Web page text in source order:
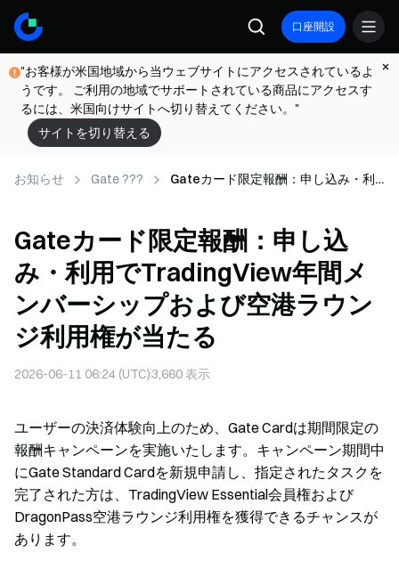
口座開設
"お客様が米国地域から当ウェブサイトにアクセスされているよ
うです。 ご利用の地域でサポートされている商品にアクセスす
るには、米国向けサイトへ切り替えてください。"
サイトを切り替える
お知らせ Gate ???
Gateカード限定報酬：申し込み・利
Gateカード限定報酬：申し込
み・利用でTradingView年間メ
ンバーシップおよび空港ラウン
ジ利用権が当たる
2026-06-11 06:24 (UTC)3,660表示
ユーザーの決済体験向上のため、Gate Cardは期間限定の
報酬キャンペーンを実施いたします。キャンペーン期間中
にGate Standard Cardを新規申請し、指定されたタスクを
完了された方は、TradingView Essential会員権および
DragonPass空港ラウンジ利用権を獲得できるチャンスが
あります。